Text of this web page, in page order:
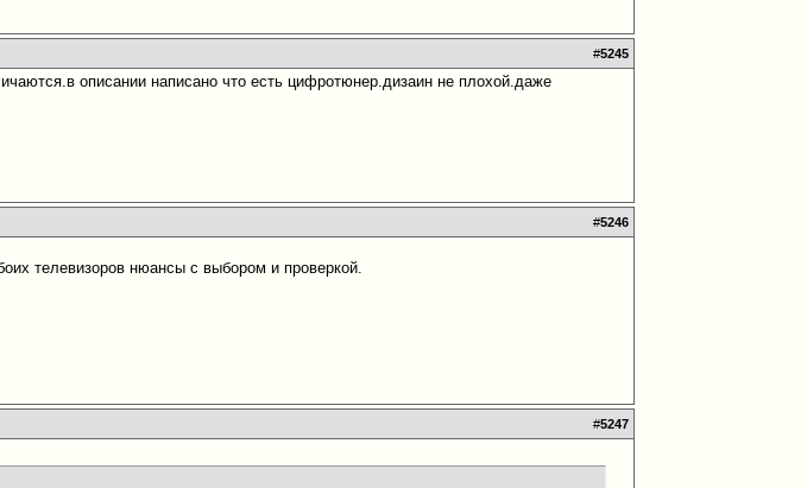
#5245
описании написано что есть цифротюнер.дизаин не плохой.даже
#5246
телевизоров нюансы с выбором и проверкой.
#5247